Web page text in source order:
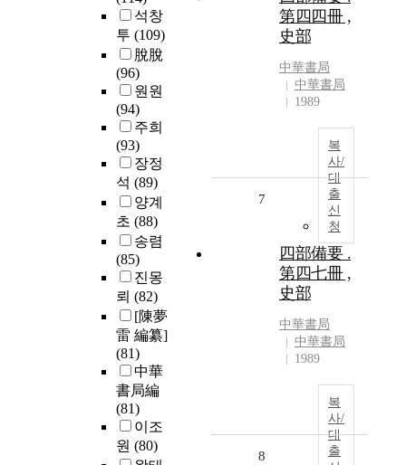
석창
투 (109)
脫脫
(96)
원원
(94)
주희
(93)
장정
석 (89)
양계
초 (88)
송렴
(85)
진몽
뢰 (82)
[陳夢
雷 編纂]
(81)
中華
書局編
(81)
이조
원 (80)
第四四冊 ,
史部
中華書局
中華書局
1989
복
사/
대
출
신
청
7
四部備要 .
第四七冊 ,
史部
中華書局
中華書局
1989
복
사/
대
출
8